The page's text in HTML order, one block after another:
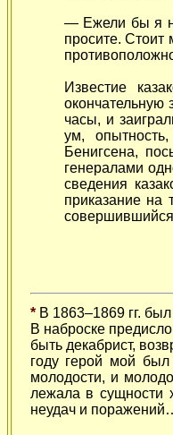
— Ежели бы я
просите. Стоит
Известие
окончательную
часы, и
ум,
Бенигсена,
генералами
сведения
приказание на
совершившийся
* В 1863–1869 гг.
В наброске
быть декабрист,
году герой мой
молодости, и
лежала в сущности
неудач и